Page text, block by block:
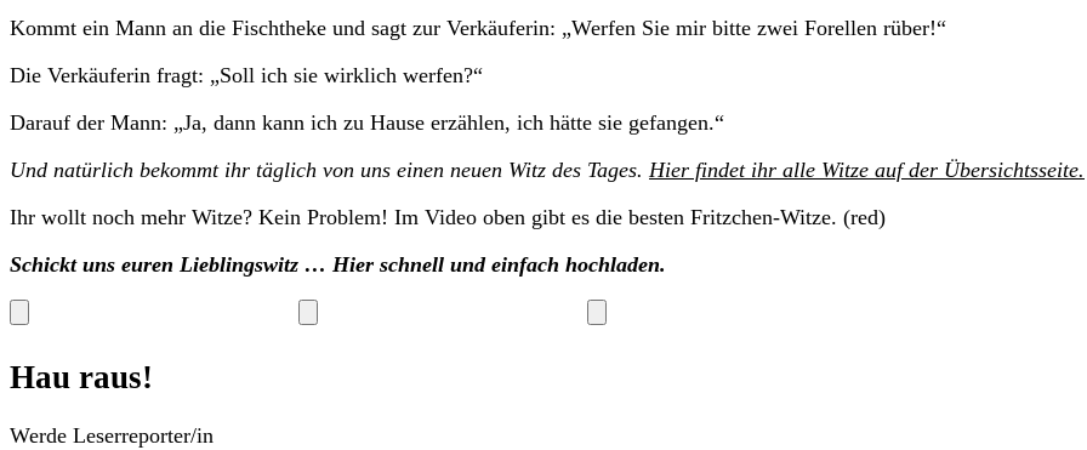
Kommt ein Mann an die Fischtheke und sagt zur Verkäuferin: „Werfen Sie mir bitte zwei Forellen rüber!“
Die Verkäuferin fragt: „Soll ich sie wirklich werfen?“
Darauf der Mann: „Ja, dann kann ich zu Hause erzählen, ich hätte sie gefangen.“
Und natürlich bekommt ihr täglich von uns einen neuen Witz des Tages. Hier findet ihr alle Witze auf der Übersichtsseite.
Ihr wollt noch mehr Witze? Kein Problem! Im Video oben gibt es die besten Fritzchen-Witze. (red)
Schickt uns euren Lieblingswitz … Hier schnell und einfach hochladen.
Hau raus!
Werde Leserreporter/in